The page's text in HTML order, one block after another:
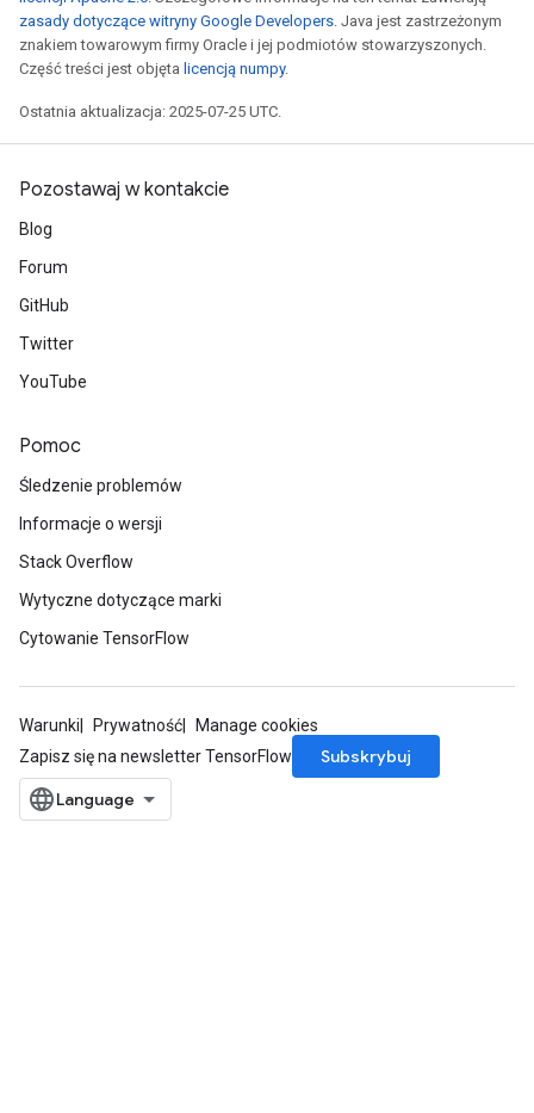
zasady dotyczące witryny Google Developers. Java jest zastrzeżonym
znakiem towarowym firmy Oracle i jej podmiotów stowarzyszonych.
Część treści jest objęta licencją numpy.
Ostatnia aktualizacja: 2025-07-25 UTC.
Pozostawaj w kontakcie
Blog
Forum
GitHub
Twitter
YouTube
Pomoc
Śledzenie problemów
Informacje o wersji
Stack Overflow
Wytyczne dotyczące marki
Cytowanie TensorFlow
Warunki Prywatność
Manage cookies
Zapisz się na newsletter TensorFlow
Subskrybuj